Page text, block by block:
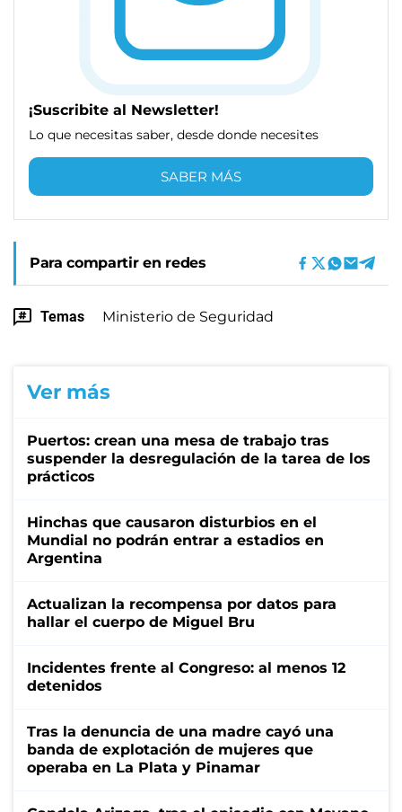
¡Suscribite al Newsletter!
Lo que necesitas saber, desde donde necesites
SABER MÁS
Para compartir en redes
Temas Ministerio de Seguridad
Ver más
Puertos: crean una mesa de trabajo tras
suspender la desregulación de la tarea de los
prácticos
Hinchas que causaron disturbios en el
Mundial no podrán entrar a estadios en
Argentina
Actualizan la recompensa por datos para
hallar el cuerpo de Miguel Bru
Incidentes frente al Congreso: al menos 12
detenidos
Tras la denuncia de una madre cayó una
banda de explotación de mujeres que
operaba en La Plata y Pinamar